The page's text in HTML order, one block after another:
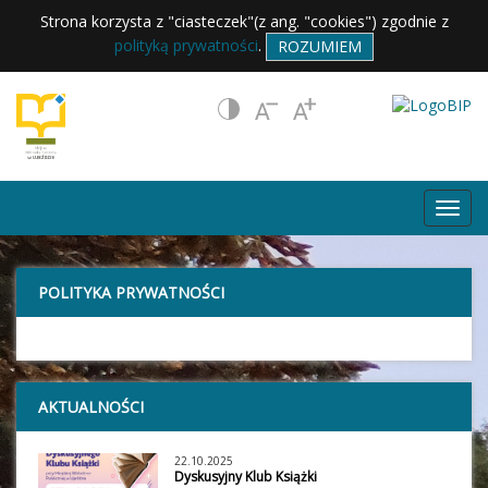
Strona korzysta z "ciasteczek"(z ang. "cookies") zgodnie z
polityką prywatności. ROZUMIEM
POLITYKA PRYWATNOŚCI
AKTUALNOŚCI
22.10.2025
Dyskusyjny Klub Książki